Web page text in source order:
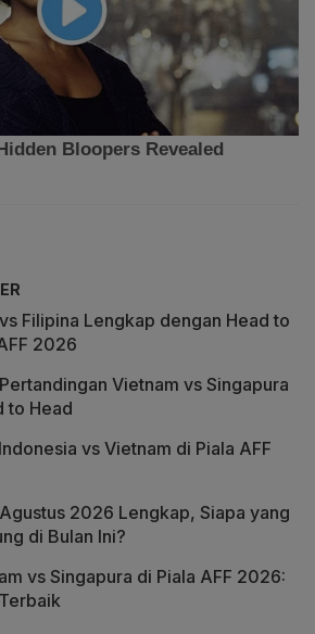
Filipina Lengkap dengan Head to
2026
Vietnam vs Singapura
to Head
vs Vietnam di Piala AFF
2026 Lengkap, Siapa yang
di Bulan Ini?
vs Singapura di Piala AFF 2026: